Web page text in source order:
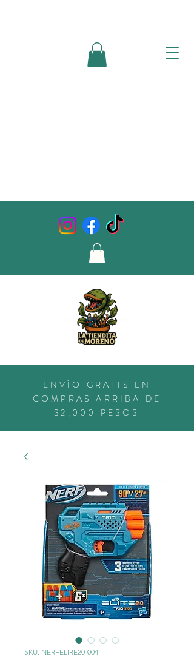
ENVÍO GRATIS EN
COMPRAS ARRIBA DE
$2,000 PESOS
SKU: NERFELIRE20-004